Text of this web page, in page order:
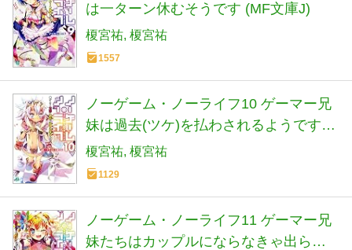
は一ターン休むそうです (MF文庫J)
榎宮祐 榎宮祐
1557
ノーゲーム・ノーライフ10 ゲーマー兄
妹は過去(ツケ)を払わされるようです
(MF文庫J)
榎宮祐 榎宮祐
1129
ノーゲーム・ノーライフ11 ゲーマー兄
妹たちはカップルにならなきゃ出られ